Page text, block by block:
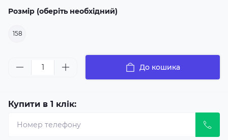
Розмір (оберіть необхідний)
158
До кошика
Купити в 1 клік: